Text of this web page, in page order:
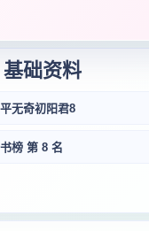
基础资料
无奇初阳君8
榜 第 8 名